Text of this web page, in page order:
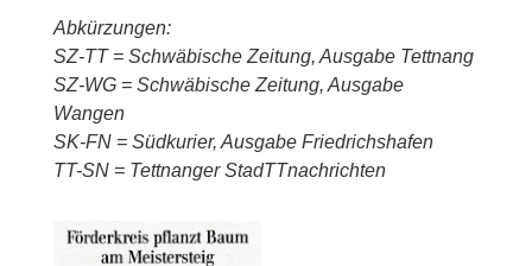
Abkürzungen:
SZ-TT = Schwäbische Zeitung, Ausgabe Tettnang
SZ-WG = Schwäbische Zeitung, Ausgabe
Wangen
SK-FN = Südkurier, Ausgabe Friedrichshafen
TT-SN = Tettnanger StadTTnachrichten